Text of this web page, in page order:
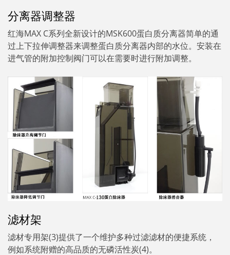
分离器调整器
红海MAX C系列全新设计的MSK600蛋白质分离器简单的通
过上下拉伸调整器来调整蛋白质分离器内部的水位。安装在
进气管的附加控制阀门可以在需要时进行附加调整。
滤材架
滤材专用架(3)提供了一个维护多种过滤滤材的便捷系统，
例如系统附赠的高品质的无磷活性炭(4)。